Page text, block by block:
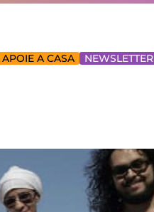
APOIE A CASA NEWSLETTER